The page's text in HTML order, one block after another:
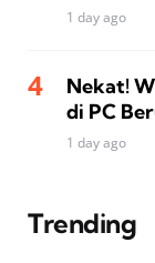
1 day ago
Nekat!
di PC
1 day ago
Trending